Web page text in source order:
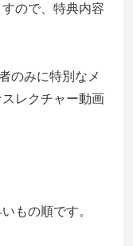
ので、特典内容
のみに特別なメ
レクチャー動画
もの順です。